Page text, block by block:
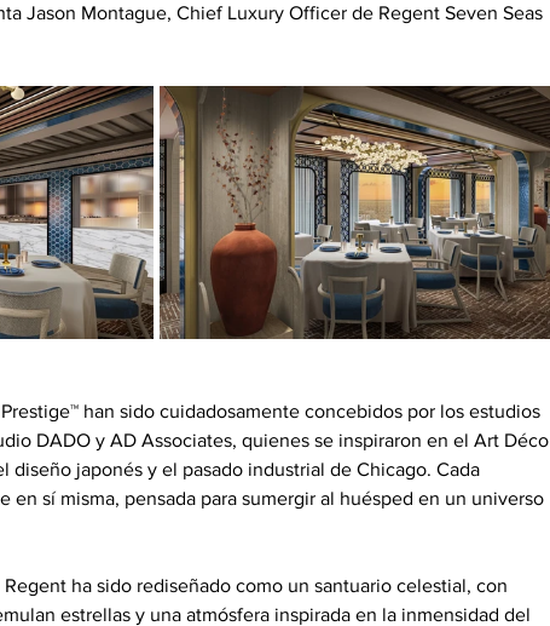
Jason Montague, Chief Luxury Officer de Regent Seven Seas
han sido cuidadosamente concebidos por los estudios
DADO y AD Associates, quienes se inspiraron en el Art Déco
diseño japonés y el pasado industrial de Chicago. Cada
en sí misma, pensada para sumergir al huésped en un universo
ha sido rediseñado como un santuario celestial, con
estrellas y una atmósfera inspirada en la inmensidad del